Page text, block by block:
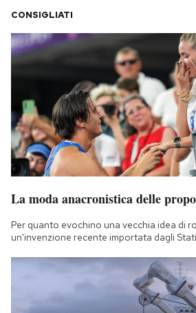
CONSIGLIATI
La moda anacronistica delle
Per quanto evochino una vecchia idea di
un'invenzione recente importata dagli